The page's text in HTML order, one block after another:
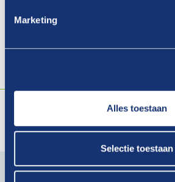
Marketing
Alles toestaan
Selectie toestaan
Is er binnen jouw
in voor onze nieuwsbrief!